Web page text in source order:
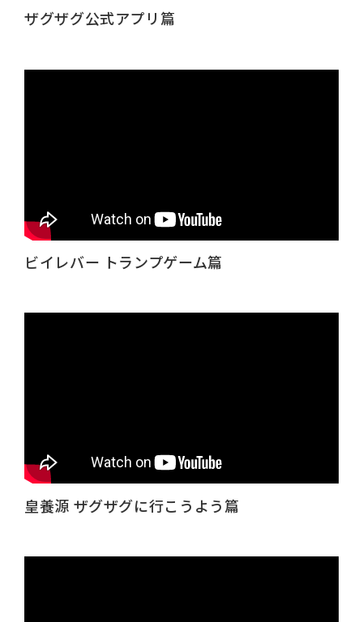
ザグザグ公式アプリ篇
ビイレバー トランプゲーム篇
皇養源 ザグザグに行こうよう篇